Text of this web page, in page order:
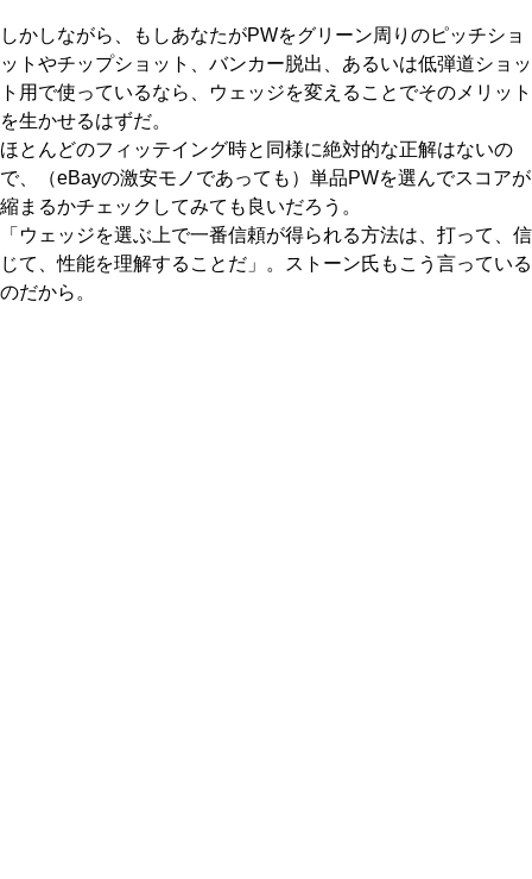
しかしながら、もしあなたがPWをグリーン周りのピッチショ
ットやチップショット、バンカー脱出、あるいは低弾道ショッ
ト用で使っているなら、ウェッジを変えることでそのメリット
を生かせるはずだ。
ほとんどのフィッテイング時と同様に絶対的な正解はないの
で、（eBayの激安モノであっても）単品PWを選んでスコアが
縮まるかチェックしてみても良いだろう。
「ウェッジを選ぶ上で一番信頼が得られる方法は、打って、信
じて、性能を理解することだ」。ストーン氏もこう言っている
のだから。